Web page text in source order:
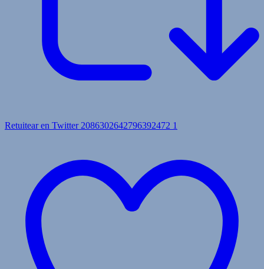
Retuitear en Twitter 2086302642796392472 1